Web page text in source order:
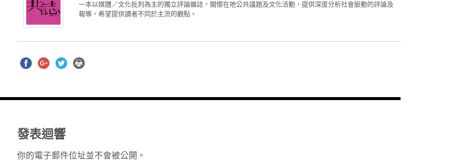
一本以媒體／文化批判為主的獨立評論雜誌，關懷在地公共議題及文化活動，提供深度分析社會脈動的評論及
報導，希望提供讀者不同於主流的觀點。
發表迴響
你的電子郵件位址並不會被公開。